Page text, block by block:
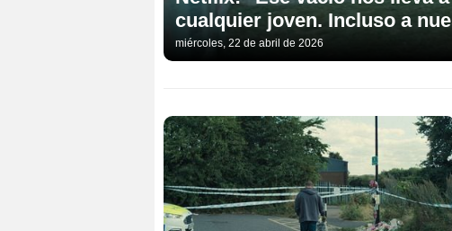
cualquier joven. Incluso a
miércoles, 22 de abril de 2026